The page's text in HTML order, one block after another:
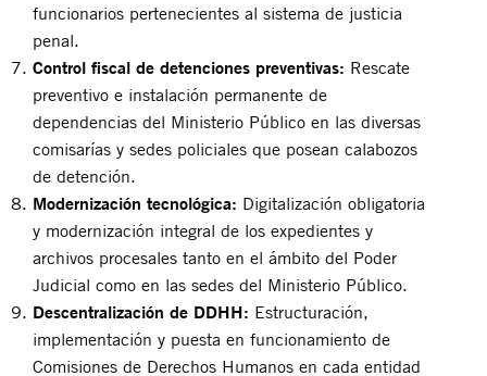
funcionarios pertenecientes al sistema de justicia
penal.
Control fiscal de detenciones preventivas: Rescate
preventivo e instalación permanente de
dependencias del Ministerio Público en las diversas
comisarías y sedes policiales que posean calabozos
de detención.
Modernización tecnológica: Digitalización obligatoria
y modernización integral de los expedientes y
archivos procesales tanto en el ámbito del Poder
Judicial como en las sedes del Ministerio Público.
Descentralización de DDHH: Estructuración,
implementación y puesta en funcionamiento de
Comisiones de Derechos Humanos en cada entidad